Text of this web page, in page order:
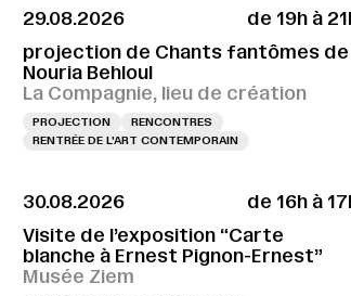
29.08.2026
de 19h à
projection de Chants fantômes de
Nouria Behloul
La Compagnie, lieu de création
PROJECTION
RENCONTRES
RENTRÉE DE L'ART CONTEMPORAIN
30.08.2026
de 16h à
Visite de l’exposition “Carte
blanche à Ernest Pignon-Ernest”
Musée Ziem